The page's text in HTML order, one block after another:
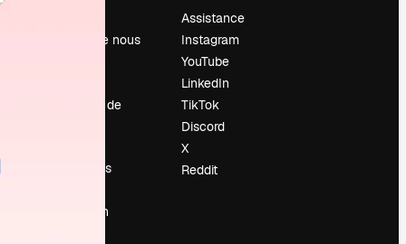
À propos de nous
Tendances de
Événements
Vendre mon
Assistance
Instagram
YouTube
LinkedIn
TikTok
Discord
X
Reddit